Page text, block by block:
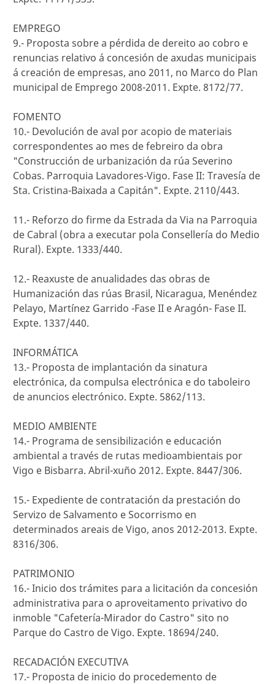
EMPREGO
9.- Proposta sobre a pérdida de dereito ao cobro e
renuncias relativo á concesión de axudas municipais
á creación de empresas, ano 2011, no Marco do Plan
municipal de Emprego 2008-2011. Expte. 8172/77.
FOMENTO
10.- Devolución de aval por acopio de materiais
correspondentes ao mes de febreiro da obra
"Construcción de urbanización da rúa Severino
Cobas. Parroquia Lavadores-Vigo. Fase II: Travesía de
Sta. Cristina-Baixada a Capitán". Expte. 2110/443.
11.- Reforzo do firme da Estrada da Via na Parroquia
de Cabral (obra a executar pola Consellería do Medio
Rural). Expte. 1333/440.
12.- Reaxuste de anualidades das obras de
Humanización das rúas Brasil, Nicaragua, Menéndez
Pelayo, Martínez Garrido -Fase II e Aragón- Fase II.
Expte. 1337/440.
INFORMÁTICA
13.- Proposta de implantación da sinatura
electrónica, da compulsa electrónica e do taboleiro
de anuncios electrónico. Expte. 5862/113.
MEDIO AMBIENTE
14.- Programa de sensibilización e educación
ambiental a través de rutas medioambientais por
Vigo e Bisbarra. Abril-xuño 2012. Expte. 8447/306.
15.- Expediente de contratación da prestación do
Servizo de Salvamento e Socorrismo en
determinados areais de Vigo, anos 2012-2013. Expte.
8316/306.
PATRIMONIO
16.- Inicio dos trámites para a licitación da concesión
administrativa para o aproveitamento privativo do
inmoble "Cafetería-Mirador do Castro" sito no
Parque do Castro de Vigo. Expte. 18694/240.
RECADACIÓN EXECUTIVA
17.- Proposta de inicio do procedemento de